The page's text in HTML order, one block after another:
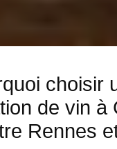
choisir
de vin à
Rennes